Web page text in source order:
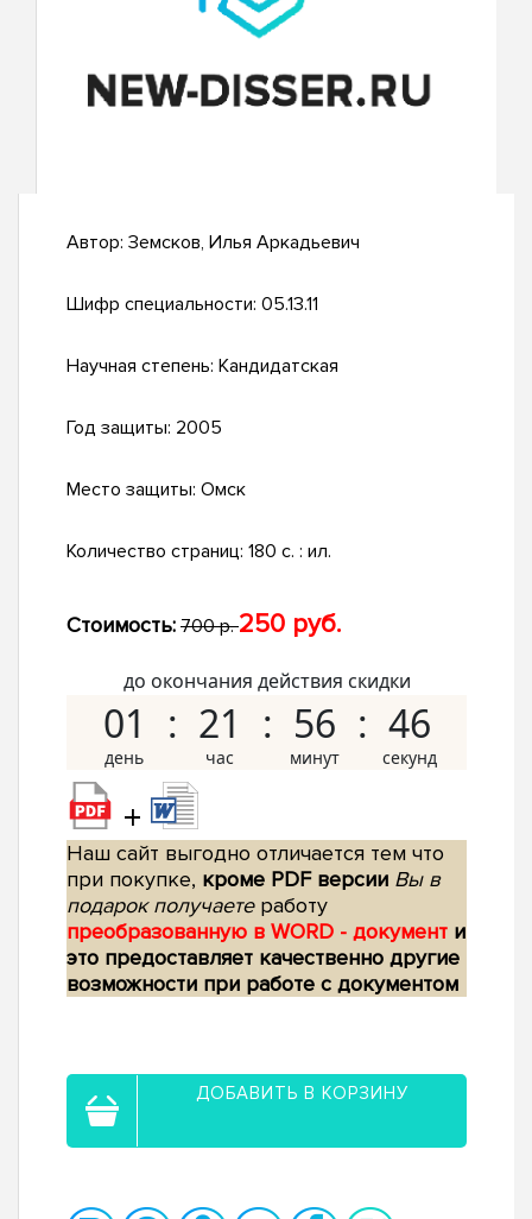
Автор: Земсков, Илья Аркадьевич
Шифр специальности: 05.13.11
Научная степень: Кандидатская
Год защиты: 2005
Место защиты: Омск
Количество страниц: 180 с. : ил.
Стоимость: 700 р.250 руб.
до окончания действия скидки
01 21 56 45
+
Наш сайт выгодно отличается тем что
при покупке, кроме PDF версии Вы в
подарок получаетеработу
преобразованную в WORD - документ и
это предоставляет качественно другие
возможности при работе с документом
ДОБАВИТЬ В КОРЗИНУ